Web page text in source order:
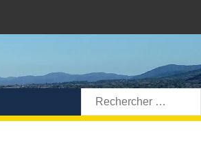
Rechercher: